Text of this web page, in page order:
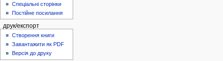
Спеціальні сторінки
Постійне посилання
друк/експорт
Створення книги
Завантажити як PDF
Версія до друку